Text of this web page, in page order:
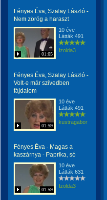
Fényes Éva, Szalay László -
Nem zörög a haraszt
01:05
10 éve
Látták:491
Izolda3
Fényes Éva, Szalay László -
Volt-e már szívedben
fájdalom
01:59
10 éve
Látták:491
kustragabor
Fényes Éva - Magas a
kaszárnya - Paprika, só
01:59
10 éve
Látták:631
Izolda3